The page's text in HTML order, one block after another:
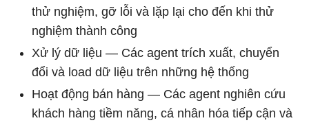
thử nghiệm, gỡ lỗi và lặp lại cho đến khi thử
nghiệm thành công
Xử lý dữ liệu — Các agent trích xuất, chuyển
đổi và load dữ liệu trên những hệ thống
Hoạt động bán hàng — Các agent nghiên cứu
khách hàng tiềm năng, cá nhân hóa tiếp cận và